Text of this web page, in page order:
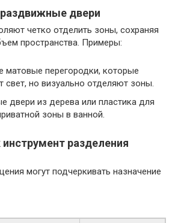
двери
четко отделить зоны, сохраняя
пространства. Примеры:
матовые перегородки, которые
свет, но визуально отделяют зоны.
двери из дерева или пластика для
зоны в ванной.
разделения
могут подчеркивать назначение